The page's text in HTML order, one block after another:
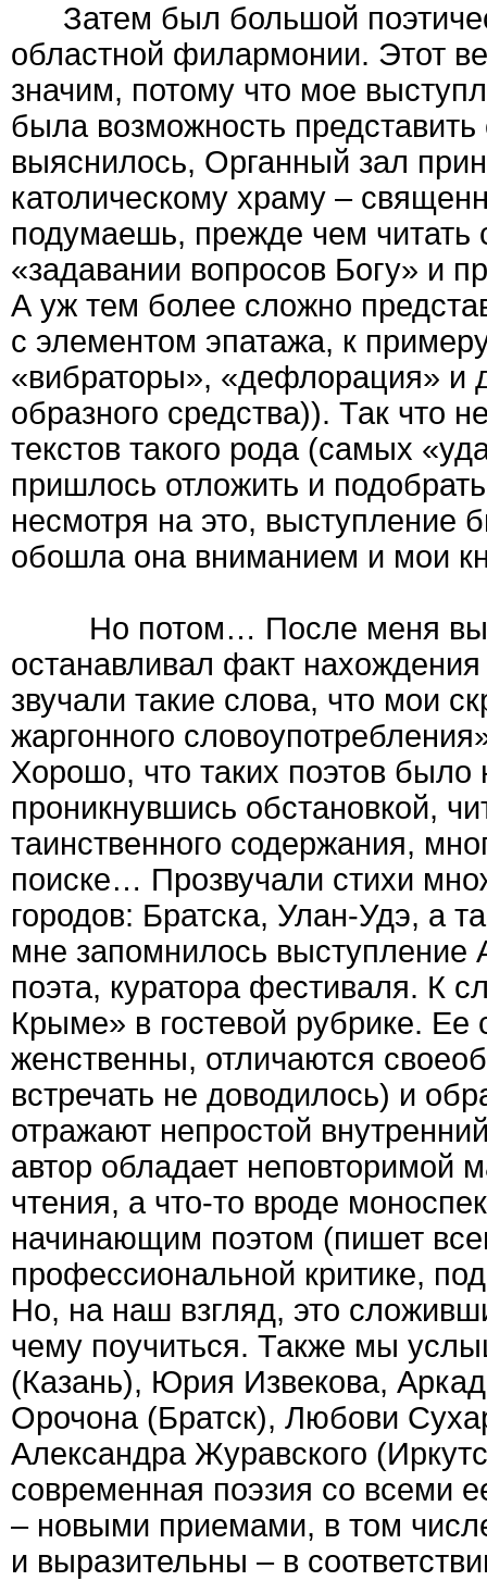
Затем был большой
областной филармонии. Этот
значим, потому что мое
была возможность
выяснилось, Органный зал
католическому храму –
подумаешь, прежде чем
«задавании вопросов Богу» и
А уж тем более сложно
с элементом эпатажа, к
«вибраторы», «дефлорация» и
образного средства)). Так что
текстов такого рода (самых
пришлось отложить и
несмотря на это, выступление
обошла она вниманием и мои
Но потом… После меня
останавливал факт
звучали такие слова, что мои
жаргонного
Хорошо, что таких поэтов
проникнувшись обстановкой,
таинственного содержания,
поиске… Прозвучали стихи
городов: Братска, Улан-Удэ, а
мне запомнилось
поэта, куратора фестиваля. К
Крыме» в гостевой рубрике. Ее
женственны, отличаются
встречать не доводилось) и
отражают непростой
автор обладает неповторимой
чтения, а что-то вроде
начинающим поэтом (пишет
профессиональной критике,
Но, на наш взгляд, это
чему поучиться. Также мы
(Казань), Юрия Извекова,
Орочона (Братск), Любови
Александра Журавского
современная поэзия со всеми
– новыми приемами, в том
и выразительны – в